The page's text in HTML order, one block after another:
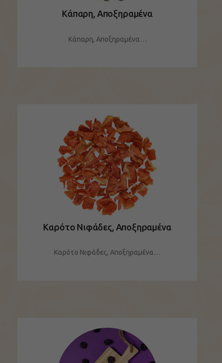
Κάπαρη, Αποξηραμένα
Κάπαρη, Αποξηραμένα…
Καρότο Νιφάδες, Αποξηραμένα
Καρότο Νιφάδες, Αποξηραμένα…